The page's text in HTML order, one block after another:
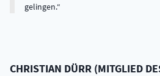
gelingen.
CHRISTIAN DÜRR (MITGLIED